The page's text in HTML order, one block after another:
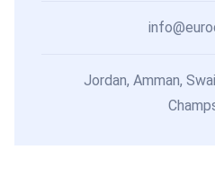
Jordan, Amman,